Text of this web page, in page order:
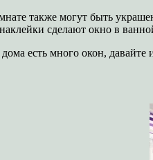
также могут быть
сделают окно в
есть много окон,